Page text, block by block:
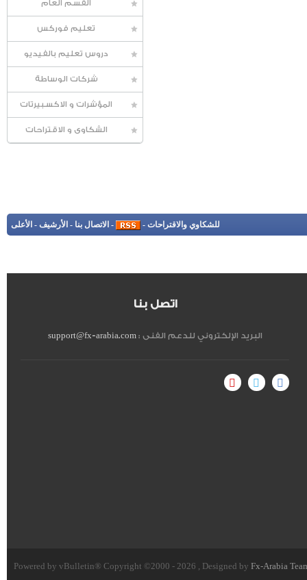
القسم العام
تعليم فوركس
دروس تعليم بالفيديو
شركات الوساطة
المؤشرات و الاكسبيرتات
الشكاوى و الاقتراحات
للشكاوي والاقتراحات -
- الاتصال بنا - الأرشيف - الأعلى
اتصل بنا
البريد الإلكتروني للدعم الفنى :support@fx-arabia.com
Powered by vBulletin® Copyright ©2000 - 2026 , Designed by Fx-Arabia